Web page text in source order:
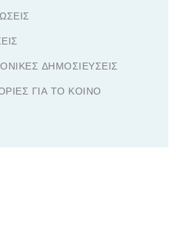
ΔΗΜΟΣΙΕΥΣΕΙΣ
ΓΙΑ ΤΟ ΚΟΙΝΟ